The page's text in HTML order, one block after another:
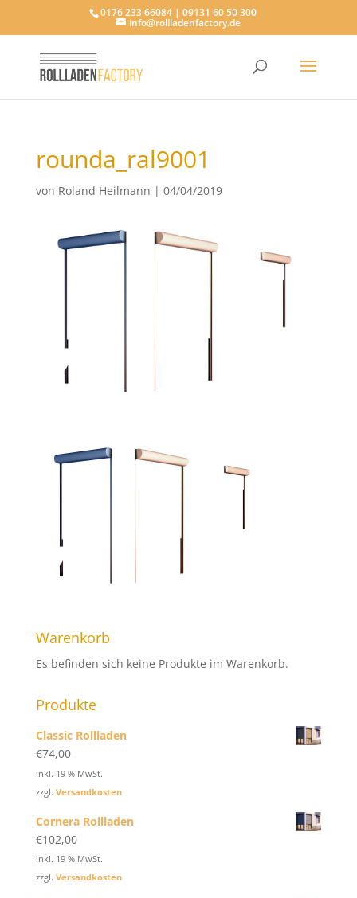
0176 233 66084 | 09131 60 50 300
info@rollladenfactory.de
rounda_ral9001
von Roland Heilmann | 04/04/2019
Warenkorb
Es befinden sich keine Produkte im Warenkorb.
Produkte
Classic Rollladen
€74,00
inkl. 19 % MwSt.
zzgl. Versandkosten
Cornera Rollladen
€102,00
inkl. 19 % MwSt.
zzgl. Versandkosten